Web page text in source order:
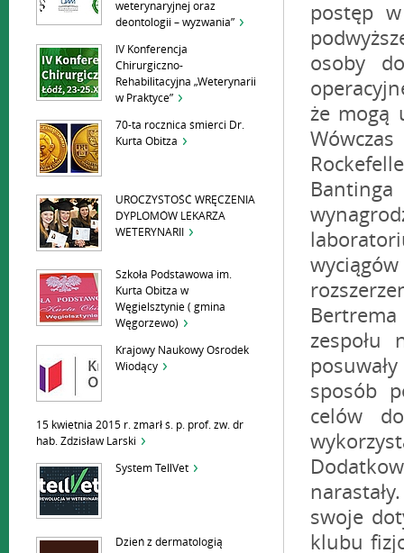
weterynaryjnej oraz
deontologii – wyzwania”
IV Konferencja
Chirurgiczno-
Rehabilitacyjna „Weterynarii
w Praktyce”
70-ta rocznica śmierci Dr.
Kurta Obitza
UROCZYSTOŚĆ WRĘCZENIA
DYPLOMÓW LEKARZA
WETERYNARII
Szkoła Podstawowa im.
Kurta Obitza w
Węgielsztynie ( gmina
Węgorzewo)
Krajowy Naukowy Ośrodek
Wiodący
15 kwietnia 2015 r. zmarł ś. p. prof. zw. dr
hab. Zdzisław Larski
System TellVet
Dzień z dermatologią